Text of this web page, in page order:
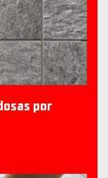
por